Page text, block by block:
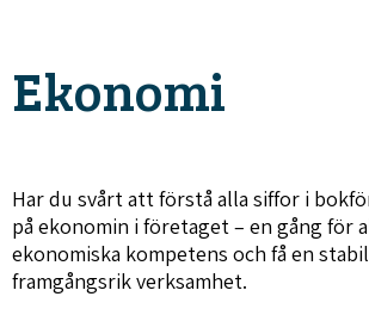
Ekonomi
Har du svårt att förstå alla siffor i
på ekonomin i företaget – en gång för
ekonomiska kompetens och få en
framgångsrik verksamhet.